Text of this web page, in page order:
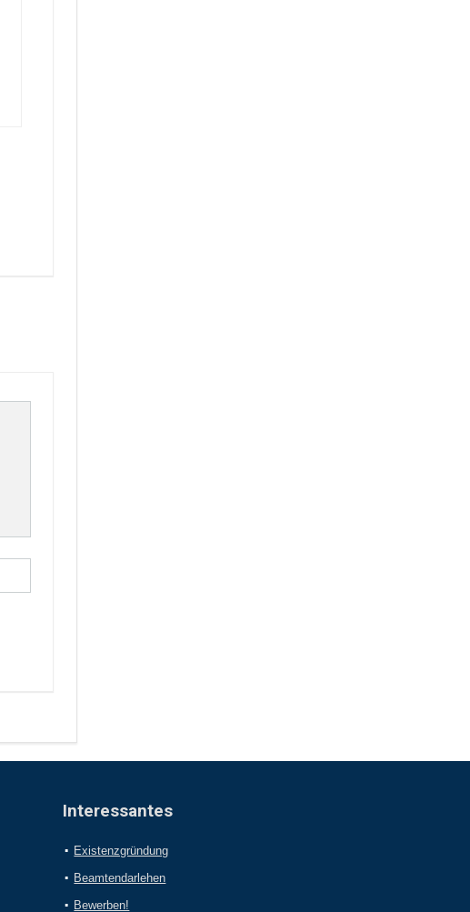
Interessantes
Existenzgründung
Beamtendarlehen
Bewerben!